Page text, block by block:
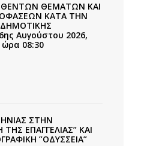
ΘΕΜΑΤΩΝ ΚΑΙ
ΚΑΤΑ ΤΗΝ
ΔΗΜΟΤΙΚΗΣ
Αυγούστου 2026,
08:30
ΣΤΗΝ
ΕΠΑΓΓΕΛΙΑΣ” ΚΑΙ
”ΟΔΥΣΣΕΙΑ”